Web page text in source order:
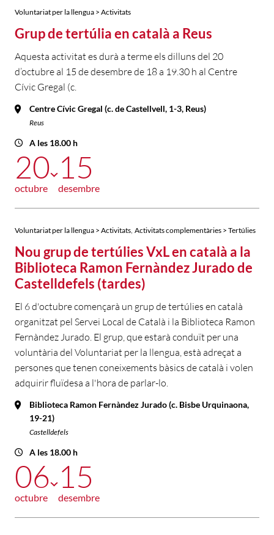
Voluntariat per la llengua > Activitats
Grup de tertúlia en català a Reus
Aquesta activitat es durà a terme els dilluns del 20
d’octubre al 15 de desembre de 18 a 19.30 h al Centre
Cívic Gregal (c.
Centre Cívic Gregal (c. de Castellvell, 1-3, Reus)
Reus
A les 18.00 h
20
octubre
15
desembre
Voluntariat per la llengua > Activitats Activitats complementàries > Tertúlies
Nou grup de tertúlies VxL en català a la
Biblioteca Ramon Fernàndez Jurado de
Castelldefels (tardes)
El 6 d'octubre començarà un grup de tertúlies en català
organitzat pel Servei Local de Català i la Biblioteca Ramon
Fernàndez Jurado. El grup, que estarà conduït per una
voluntària del Voluntariat per la llengua, està adreçat a
persones que tenen coneixements bàsics de català i volen
adquirir fluïdesa a l'hora de parlar-lo.
Biblioteca Ramon Fernàndez Jurado (c. Bisbe Urquinaona,
19-21)
Castelldefels
A les 18.00 h
06
octubre
15
desembre